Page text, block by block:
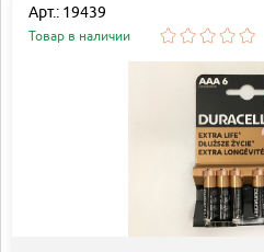
Арт.: 19439
Товар в наличии